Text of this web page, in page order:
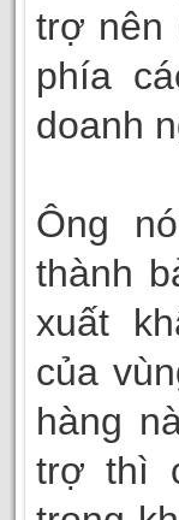
trợ nên
phía
doanh
Ông
thành
xuất
của
hàng
trợ thì